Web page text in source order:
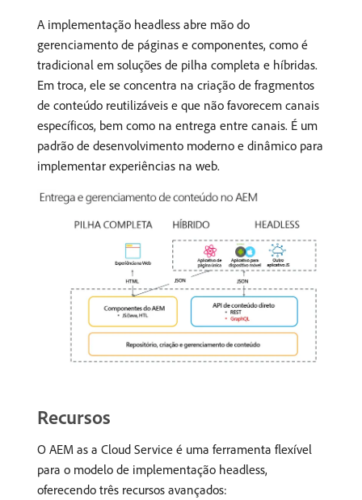
A implementação headless abre mão do
gerenciamento de páginas e componentes, como é
tradicional em soluções de pilha completa e híbridas.
Em troca, ele se concentra na criação de fragmentos
de conteúdo reutilizáveis e que não favorecem canais
específicos, bem como na entrega entre canais. É um
padrão de desenvolvimento moderno e dinâmico para
implementar experiências na web.
Recursos
O AEM as a Cloud Service é uma ferramenta flexível
para o modelo de implementação headless,
oferecendo três recursos avançados: